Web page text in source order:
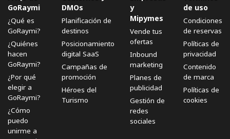
GoRaymi
¿Qué es
GoRaymi?
¿Quiénes
hacen
GoRaymi?
¿Por qué
elegir a
GoRaymi?
¿Cómo
puedo
unirme a
DMOs
Planificación de
destinos
Posicionamiento
digital SaaS
Campañas de
promoción
Héroes del
Turismo
y
Mipymes
Vende tus
ofertas
Inbound
marketing
Planes de
publicidad
Gestión de
redes
sociales
de uso
Condiciones
de reservas
Políticas de
privacidad
Contenido
de marca
Políticas de
cookies